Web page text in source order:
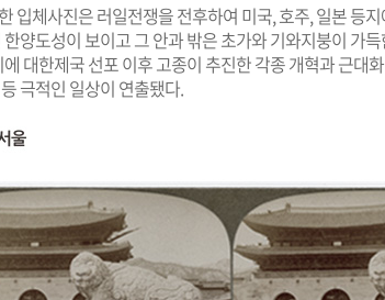
입체사진은 러일전쟁을 전후하여 미국, 호주, 일본 등
양도성이 보이고 그 안과 밖은 초가와 기와지붕이 가
대한제국 선포 이후 고종이 추진한 각종 개혁과 근대
극적인 일상이 연출됐다.